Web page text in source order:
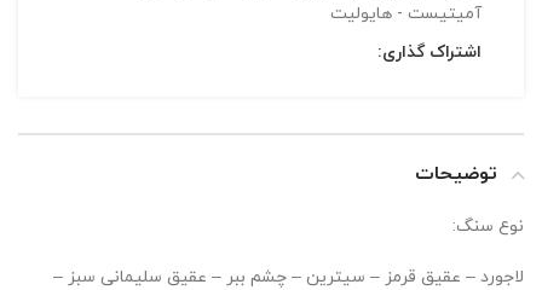
آمیتیست - هایولیت
اشتراک گذاری:
توضیحات
نوع سنگ:
لاجورد – عقیق قرمز – سیترین – چشم ببر – عقیق سلیمانی سبز –